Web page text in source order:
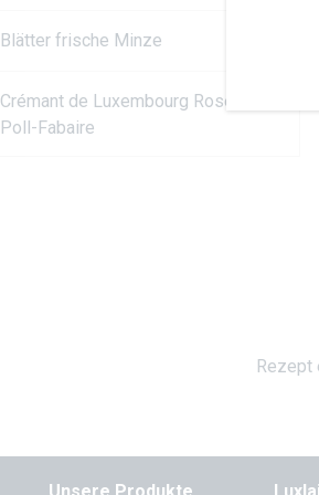
Blätter frische Minze
Crémant de Luxembourg Rosé Brut
Poll-Fabaire